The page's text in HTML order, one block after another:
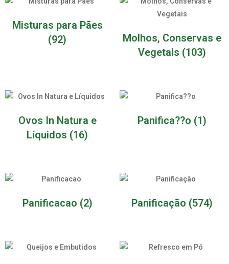
Misturas para Pães
(92)
Molhos, Conservas e
Vegetais (103)
Ovos In Natura e
Líquidos (16)
Panifica??o (1)
Panificacao (2) Panificação (574)